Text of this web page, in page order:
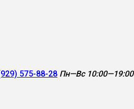
575-88-28 Пн—Вс 10:00—19:00